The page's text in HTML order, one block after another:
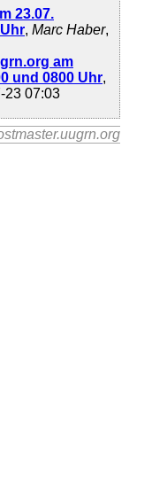
23.07.
, Marc Haber,
am
und 0800 Uhr,
23 07:03